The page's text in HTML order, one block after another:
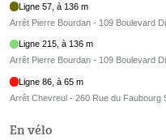
Ligne 57, à 136 m
Arrêt Pierre Bourdan - 109 Boulevard
Ligne 215, à 136 m
Arrêt Pierre Bourdan - 109 Boulevard
Ligne 86, à 65 m
Arrêt Chevreul - 260 Rue du Faubourg
En vélo